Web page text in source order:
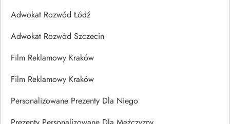
Adwokat Rozwód Łódź
Adwokat Rozwód Szczecin
Film Reklamowy Kraków
Film Reklamowy Kraków
Personalizowane Prezenty Dla Niego